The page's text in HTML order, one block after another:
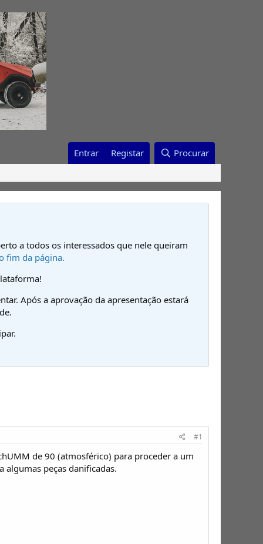
Entrar Registar Procurar
a todos os interessados que nele queiram
fim da página.
Após a aprovação da apresentação estará
#1
de 90 (atmosférico) para proceder a um
peças danificadas.